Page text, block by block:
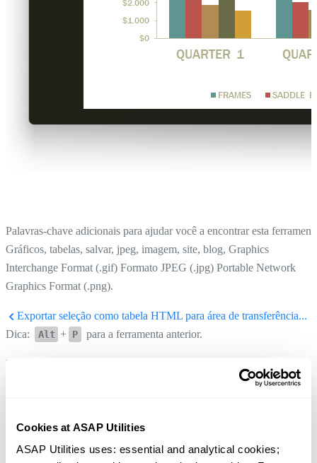
Cookies at ASAP Utilities
ASAP Utilities uses: essential and analytical cookies;
Palavras-chave adicionais para ajudar você a encontrar esta
Gráficos, tabelas, salvar, jpeg, imagem, site, blog, Graphics
Interchange Format (.gif) Formato JPEG (.jpg) Portable Network
Graphics Format (.png).
Exportar seleção como tabela HTML para área de transferência...
Dica:
Alt + P para a ferramenta anterior.
Planilhas de exportação como arquivos separados...